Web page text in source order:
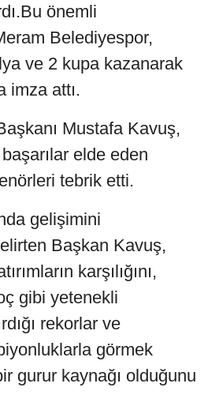
önemli
Belediyespor,
ve 2 kupa kazanarak
imza attı.
Mustafa Kavuş,
elde eden
tebrik etti.
gelişimini
Başkan Kavuş,
karşılığını,
gibi yetenekli
rekorlar ve
görmek
gurur kaynağı olduğunu